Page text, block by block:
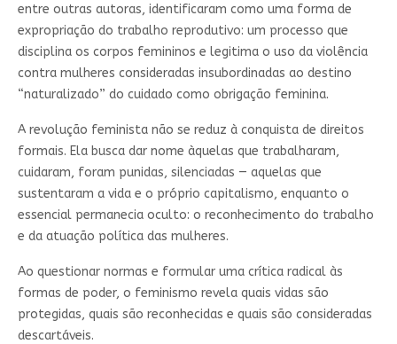
entre outras autoras, identificaram como uma forma de
expropriação do trabalho reprodutivo: um processo que
disciplina os corpos femininos e legitima o uso da violência
contra mulheres consideradas insubordinadas ao destino
“naturalizado” do cuidado como obrigação feminina.
A revolução feminista não se reduz à conquista de direitos
formais. Ela busca dar nome àquelas que trabalharam,
cuidaram, foram punidas, silenciadas — aquelas que
sustentaram a vida e o próprio capitalismo, enquanto o
essencial permanecia oculto: o reconhecimento do trabalho
e da atuação política das mulheres.
Ao questionar normas e formular uma crítica radical às
formas de poder, o feminismo revela quais vidas são
protegidas, quais são reconhecidas e quais são consideradas
descartáveis.